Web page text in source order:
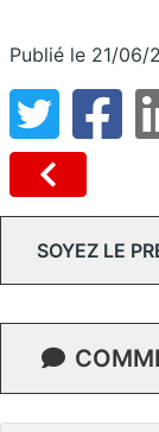
Publié le 21/06/
SOYEZ LE